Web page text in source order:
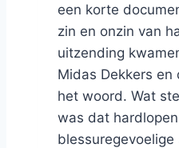
een korte
zin en onzin van
uitzending
Midas Dekkers en
het woord. Wat
was dat